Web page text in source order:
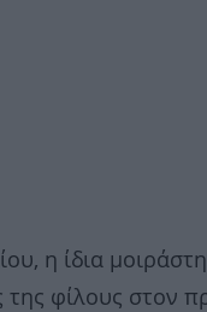
η ίδια
της φίλους στον